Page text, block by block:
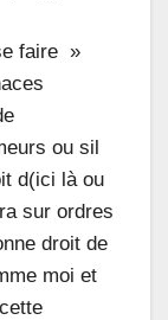
faire »
ou sil
d(ici là ou
sur ordres
droit de
moi et